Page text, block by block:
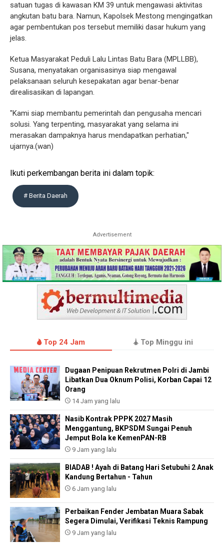
satuan tugas di kawasan KM 39 untuk mengawasi aktivitas
angkutan batu bara. Namun, Kapolsek Mestong mengingatkan
agar pembentukan pos tersebut memiliki dasar hukum yang
jelas.
Ketua Masyarakat Peduli Lalu Lintas Batu Bara (MPLLBB),
Susana, menyatakan organisasinya siap mengawal
pelaksanaan seluruh kesepakatan agar benar-benar
direalisasikan di lapangan.
"Kami siap membantu pemerintah dan pengusaha mencari
solusi. Yang terpenting, masyarakat yang selama ini
merasakan dampaknya harus mendapatkan perhatian,"
ujarnya.(wan)
Ikuti perkembangan berita ini dalam topik:
# Berita Daerah
Advertisement
Top 24 Jam Top Minggu ini
Dugaan Penipuan Rekrutmen Polri di Jambi
Libatkan Dua Oknum Polisi, Korban Capai 12
Orang
14 Jam yang lalu
Nasib Kontrak PPPK 2027 Masih
Menggantung, BKPSDM Sungai Penuh
Jemput Bola ke KemenPAN-RB
9 Jam yang lalu
BIADAB ! Ayah di Batang Hari Setubuhi 2 Anak
Kandung Bertahun - Tahun
6 Jam yang lalu
Perbaikan Fender Jembatan Muara Sabak
Segera Dimulai, Verifikasi Teknis Rampung
9 Jam yang lalu